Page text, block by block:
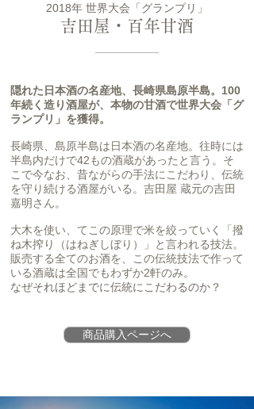
2018年 世界大会「グランプリ」
吉田屋・百年甘酒
隠れた日本酒の名産地、長崎県島原半島。100
年続く造り酒屋が、本物の甘酒で世界大会「グ
ランプリ」を獲得。
長崎県、島原半島は日本酒の名産地。往時には
半島内だけで42もの酒蔵があったと言う。そ
こで今なお、昔ながらの手法にこだわり、伝統
を守り続ける酒屋がいる。吉田屋 蔵元の吉田
嘉明さん。
大木を使い、てこの原理で米を絞っていく「撥
ね木搾り（はねぎしぼり）」と言われる技法。
販売する全てのお酒を、この伝統技法で作って
いる酒蔵は全国でもわずか2軒のみ。
なぜそれほどまでに伝統にこだわるのか？
商品購入ページへ